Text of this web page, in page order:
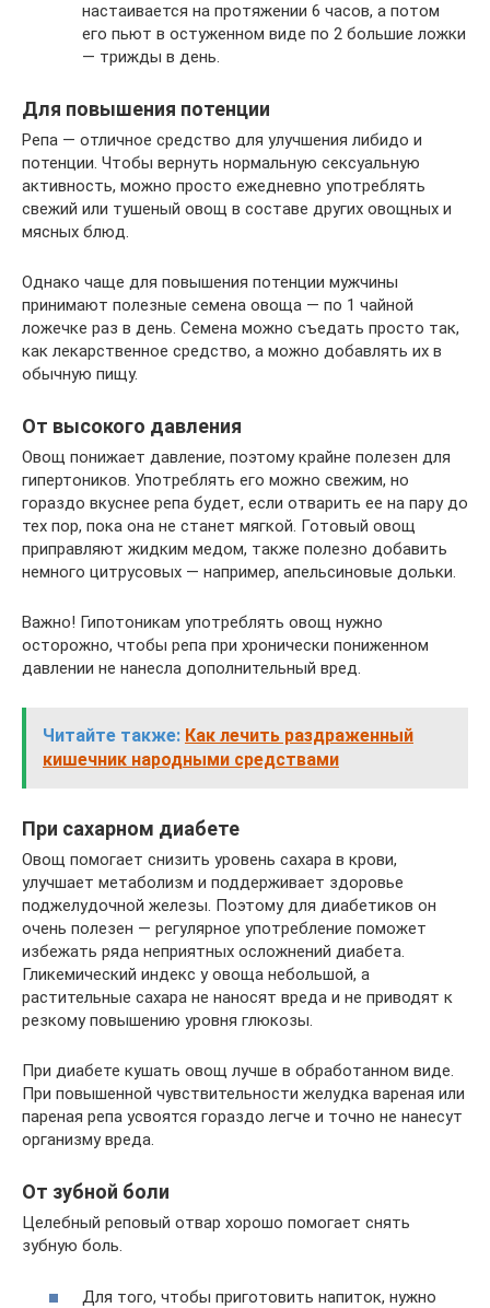
настаивается на протяжении 6 часов, а потом
его пьют в остуженном виде по 2 большие ложки
— трижды в день.
Для повышения потенции
Репа — отличное средство для улучшения либидо и
потенции. Чтобы вернуть нормальную сексуальную
активность, можно просто ежедневно употреблять
свежий или тушеный овощ в составе других овощных и
мясных блюд.
Однако чаще для повышения потенции мужчины
принимают полезные семена овоща — по 1 чайной
ложечке раз в день. Семена можно съедать просто так,
как лекарственное средство, а можно добавлять их в
обычную пищу.
От высокого давления
Овощ понижает давление, поэтому крайне полезен для
гипертоников. Употреблять его можно свежим, но
гораздо вкуснее репа будет, если отварить ее на пару до
тех пор, пока она не станет мягкой. Готовый овощ
приправляют жидким медом, также полезно добавить
немного цитрусовых — например, апельсиновые дольки.
Важно! Гипотоникам употреблять овощ нужно
осторожно, чтобы репа при хронически пониженном
давлении не нанесла дополнительный вред.
Читайте также: Как лечить раздраженный
кишечник народными средствами
При сахарном диабете
Овощ помогает снизить уровень сахара в крови,
улучшает метаболизм и поддерживает здоровье
поджелудочной железы. Поэтому для диабетиков он
очень полезен — регулярное употребление поможет
избежать ряда неприятных осложнений диабета.
Гликемический индекс у овоща небольшой, а
растительные сахара не наносят вреда и не приводят к
резкому повышению уровня глюкозы.
При диабете кушать овощ лучше в обработанном виде.
При повышенной чувствительности желудка вареная или
пареная репа усвоятся гораздо легче и точно не нанесут
организму вреда.
От зубной боли
Целебный реповый отвар хорошо помогает снять
зубную боль.
Для того, чтобы приготовить напиток, нужно